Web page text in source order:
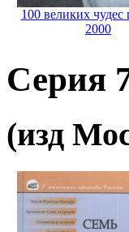
100 великих
2000
Серия
(изд